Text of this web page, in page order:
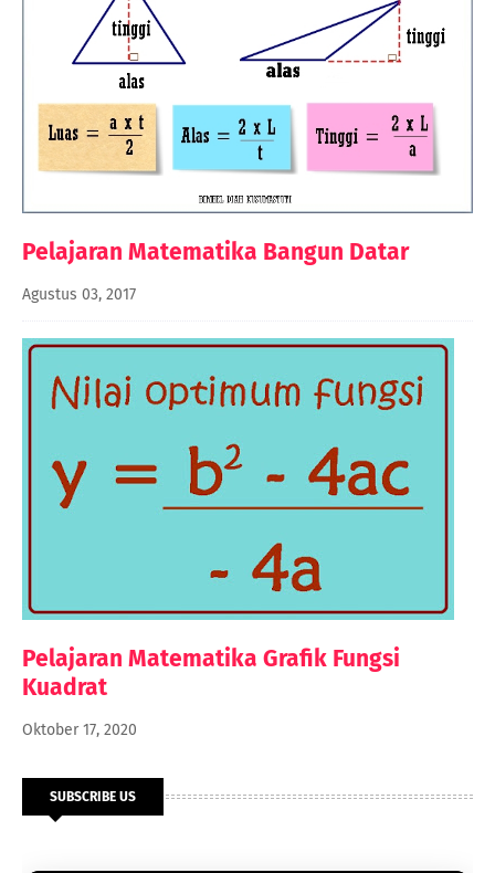
Pelajaran Matematika Bangun Datar
Agustus 03, 2017
Pelajaran Matematika Grafik Fungsi
Kuadrat
Oktober 17, 2020
SUBSCRIBE US